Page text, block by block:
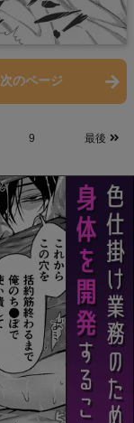
次のページ
9 最後